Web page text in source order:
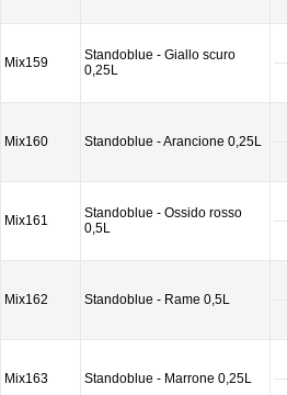
Mix159
Standoblue - Giallo scuro
0,25L
Mix160 Standoblue - Arancione 0,25L
Mix161
Standoblue - Ossido rosso
0,5L
Mix162 Standoblue - Rame 0,5L
Mix163 Standoblue - Marrone 0,25L